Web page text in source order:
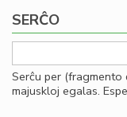
SERĈO
Serĉu per (fragmento
majuskloj egalas.